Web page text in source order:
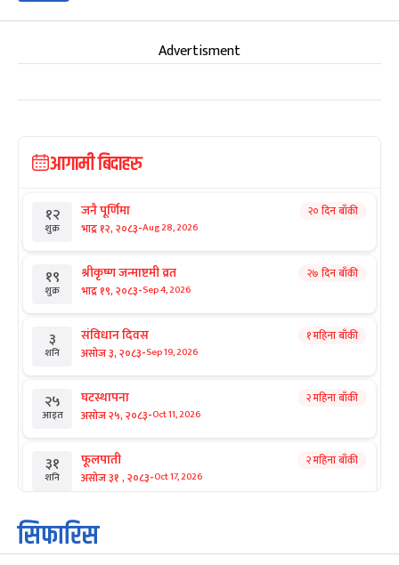
Advertisment
आगामी बिदाहरु
१२
शुक्र
जनै पूर्णिमा
भाद्र १२, २०८३-Aug 28, 2026
२० दिन बाँकी
१९
शुक्र
श्रीकृष्ण जन्माष्टमी व्रत
भाद्र १९, २०८३-Sep 4, 2026
२७ दिन बाँकी
३
शनि
संविधान दिवस
असोज ३, २०८३-Sep 19, 2026
१ महिना बाँकी
२५
आइत
घटस्थापना
असोज २५, २०८३-Oct 11, 2026
२ महिना बाँकी
३१
शनि
फूलपाती
असोज ३१ , २०८३-Oct 17, 2026
२ महिना बाँकी
१
आइत
कार्तिक सङ्क्रान्ति
कार्तिक १, २०८३
सिफारिस